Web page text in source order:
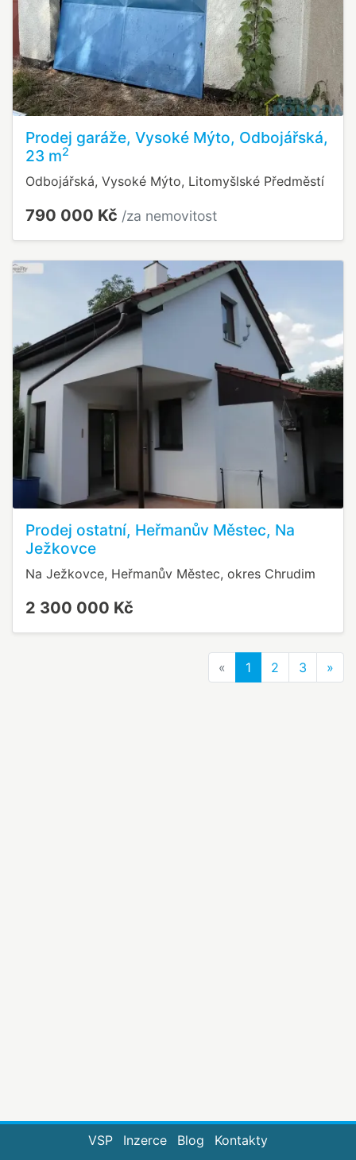
Prodej garáže, Vysoké Mýto, Odbojářská,
23 m2
Odbojářská, Vysoké Mýto, Litomyšlské Předměstí
790 000 Kč /za nemovitost
Prodej ostatní, Heřmanův Městec, Na
Ježkovce
Na Ježkovce, Heřmanův Městec, okres Chrudim
2 300 000 Kč
« Previous
1 2 3 »
VSP Inzerce Blog Kontakty